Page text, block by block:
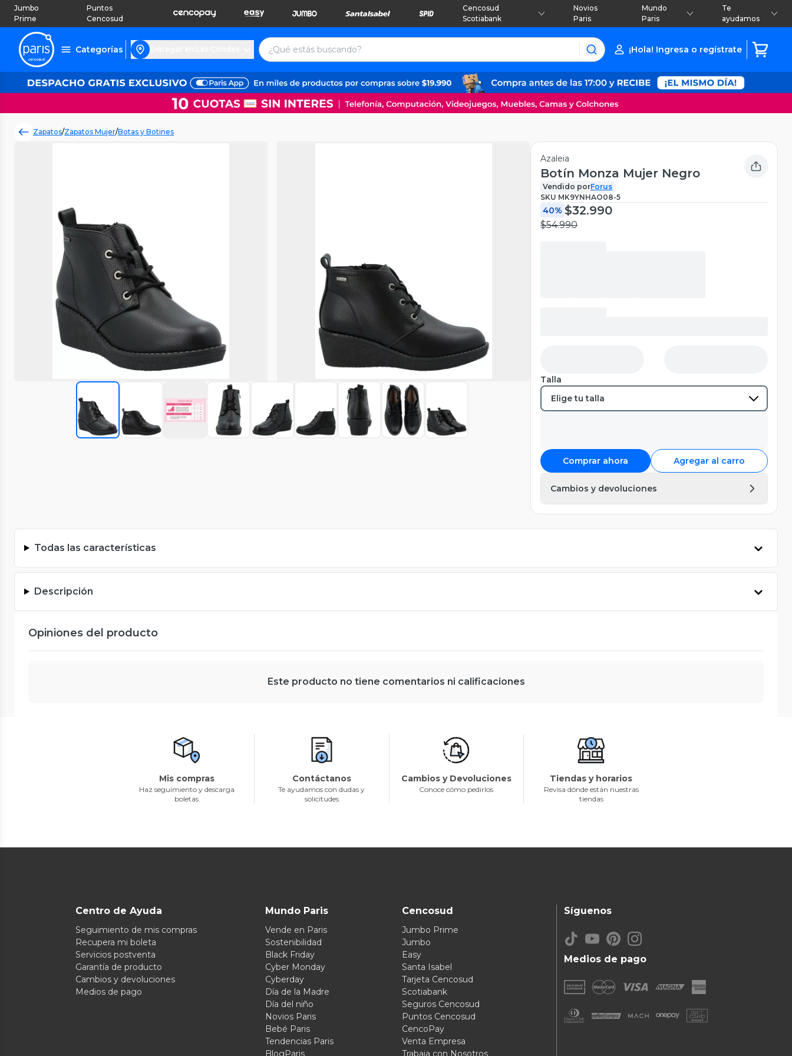
Jumbo
Prime
Puntos
Cencosud
Cencosud
Scotiabank
Novios
Paris
Mundo
Paris
Te
ayudamos
Categorías ¡Hola! Ingresa o regístrate
Zapatos/Zapatos Mujer/Botas y Botines
Azaleia
Botín Monza Mujer Negro
Vendido porForus
SKU MK9YNHAO08-5
40% $32.990
$54.990
Talla
Comprar ahora Agregar al carro
Cambios y devoluciones
Todas las características
Descripción
Opiniones del producto
Este producto no tiene comentarios ni calificaciones
Mis compras
Haz seguimiento y descarga
boletas
Contáctanos
Te ayudamos con dudas y
solicitudes
Cambios y Devoluciones
Conoce cómo pedirlos
Tiendas y horarios
Revisa dónde están nuestras
tiendas
Centro de Ayuda
Seguimiento de mis compras
Recupera mi boleta
Servicios postventa
Garantía de producto
Cambios y devoluciones
Medios de pago
Mundo Paris
Vende en Paris
Sostenibilidad
Black Friday
Cyber Monday
Cyberday
Día de la Madre
Día del niño
Novios Paris
Bebé Paris
Tendencias Paris
BlogParis
Cencosud
Jumbo Prime
Jumbo
Easy
Santa Isabel
Tarjeta Cencosud
Scotiabank
Seguros Cencosud
Puntos Cencosud
CencoPay
Venta Empresa
Trabaja con Nosotros
Medios de pago
Síguenos